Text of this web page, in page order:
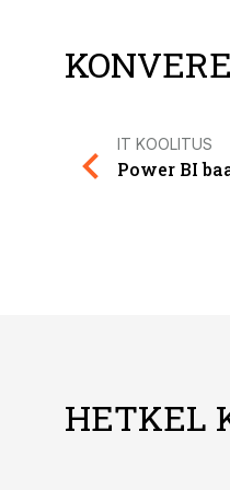
IT KOOLITUS
Power BI
HETKEL